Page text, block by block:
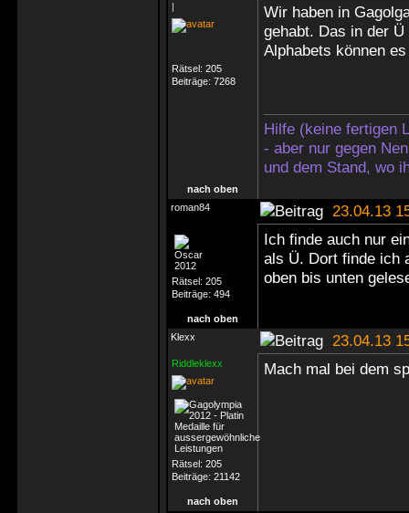
|
Rätsel: 205
Beiträge: 7268
Wir haben in
gehabt. Das in der
Alphabets können
Hilfe (keine fertigen
- aber nur gegen
und dem Stand, wo
nach oben
roman84
23.04.13
Rätsel: 205
Beiträge: 494
Ich finde auch nur
als Ü. Dort finde ich
oben bis unten
nach oben
Klexx
23.04.13
Riddleklexx
Rätsel: 205
Beiträge: 21142
Mach mal bei dem
nach oben